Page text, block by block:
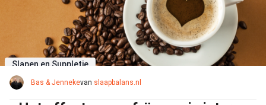
Slapen en Suppletie
Bas & Jennekevan slaapbalans.nl